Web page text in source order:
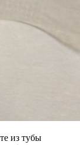
из тубы